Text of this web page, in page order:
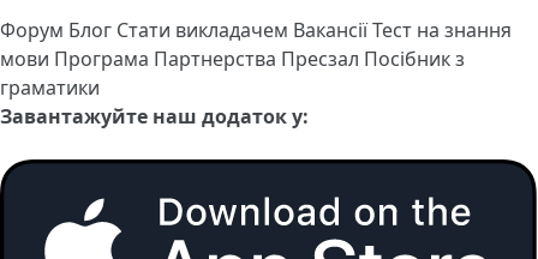
Форум Блог Стати викладачем ВакансіїТест на знання
мови Програма Партнерства Пресзал Посібник з
граматики
Завантажуйте наш додаток у: